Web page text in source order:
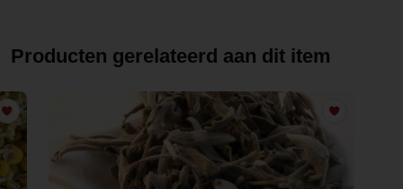
Producten gerelateerd aan dit item